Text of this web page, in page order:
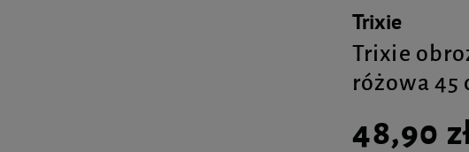
Trixie
Trixie
różowa 45
48,90